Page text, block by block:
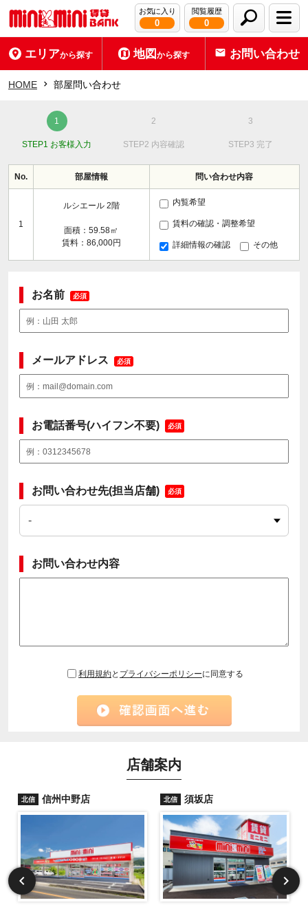
お気に入り
0
閲覧履歴
0
エリアから探す 地図から探す お問い合わせ
HOME 部屋問い合わせ
STEP1 お客様入力 STEP2 内容確認 STEP3 完了
No. 部屋情報 問い合わせ内容
1
ルシエール 2階
面積：59.58㎡
賃料：86,000円
内覧希望
賃料の確認・調整希望
詳細情報の確認 その他
お名前 必須
メールアドレス 必須
お電話番号(ハイフン不要) 必須
お問い合わせ先(担当店舗) 必須
お問い合わせ内容
利用規約と プライバシーポリシーに同意する
店舗案内
北信 信州中野店 北信 須坂店